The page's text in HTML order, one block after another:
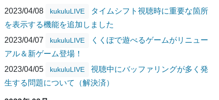
2023/04/08
kukuluLIVE
タイムシフト視聴時に重要な箇所
を表示する機能を追加しました
2023/04/07
kukuluLIVE
くくぽで遊べるゲームがリニュー
アル＆新ゲーム登場！
2023/04/05
kukuluLIVE
視聴中にバッファリングが多く発
生する問題について（解決済）